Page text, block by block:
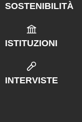
SOSTENIBILITÀ
ISTITUZIONI
INTERVISTE